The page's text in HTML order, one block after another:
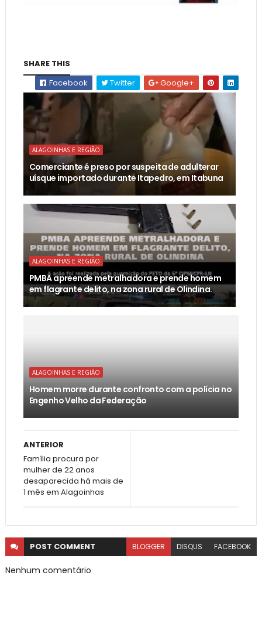
SHARE THIS
Facebook
Twitter Google+
ALAGOINHAS E REGIÃO
Comerciante é preso por suspeita de adulterar
uísque importado durante Itapedro, em Itabuna
ALAGOINHAS E REGIÃO
PMBA apreende metralhadora e prende homem
em flagrante delito, na zona rural de Olindina.
ALAGOINHAS E REGIÃO
Homem morre durante confronto com a polícia no
Engenho Velho da Federação
ANTERIOR
Família procura por
mulher de 22 anos
desaparecida há mais de
1 mês em Alagoinhas
POST COMMENT BLOGGER DISQUS FACEBOOK
Nenhum comentário